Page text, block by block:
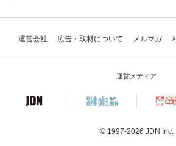
運営会社 広告・取材について メルマガ
運営メディア
© 1997-2026 JDN Inc.